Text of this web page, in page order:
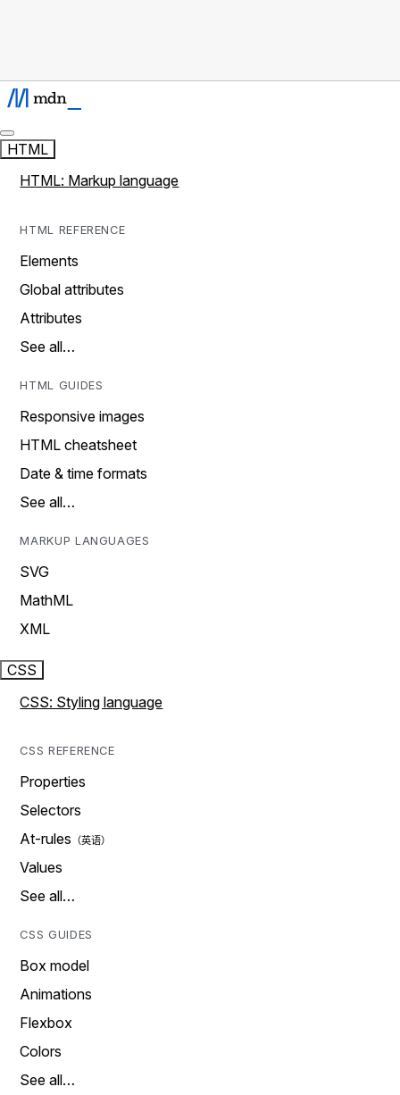
HTML
HTML: Markup language
HTML REFERENCE
Elements
Global attributes
Attributes
See all…
HTML GUIDES
Responsive images
HTML cheatsheet
Date & time formats
See all…
MARKUP LANGUAGES
SVG
MathML
XML
CSS
CSS: Styling language
CSS REFERENCE
Properties
Selectors
At-rules
Values
See all…
CSS GUIDES
Box model
Animations
Flexbox
Colors
See all…